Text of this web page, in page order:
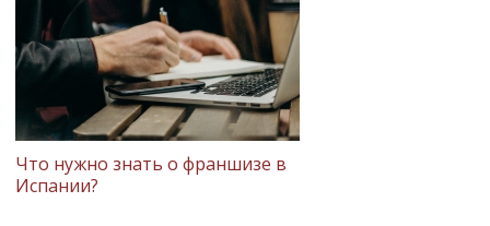
Что нужно знать о франшизе в
Испании?